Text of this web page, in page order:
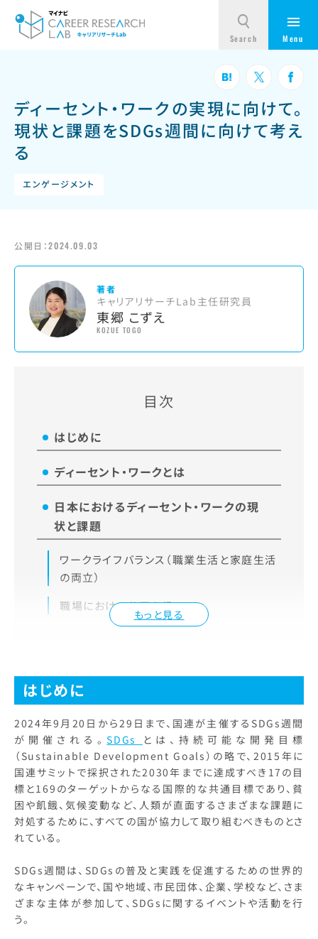
ディーセント・ワークの実現に向けて。
現状と課題をSDGs週間に向けて考え
る
エンゲージメント
公開日：2024.09.03
著者
キャリアリサーチLab主任研究員
東郷 こずえ
KOZUE TOGO
目次
もっと見る
はじめに
ディーセント・ワークとは
日本におけるディーセント・ワークの現
状と課題
ワークライフバランス（職業生活と家庭生活
の両立）
職場における公正な扱い
はじめに
2024年9月20日から29日まで、国連が主催するSDGs週間
が開催される。SDGs
とは、持続可能な開発目標
（Sustainable Development Goals）の略で、2015年に
国連サミットで採択された2030年までに達成すべき17の目
標と169のターゲットからなる国際的な共通目標であり、貧
困や飢餓、気候変動など、人類が直面するさまざまな課題に
対処するために、すべての国が協力して取り組むべきものとさ
れている。
SDGs週間は、SDGsの普及と実践を促進するための世界的
なキャンペーンで、国や地域、市民団体、企業、学校など、さま
ざまな主体が参加して、SDGsに関するイベントや活動を行
う。